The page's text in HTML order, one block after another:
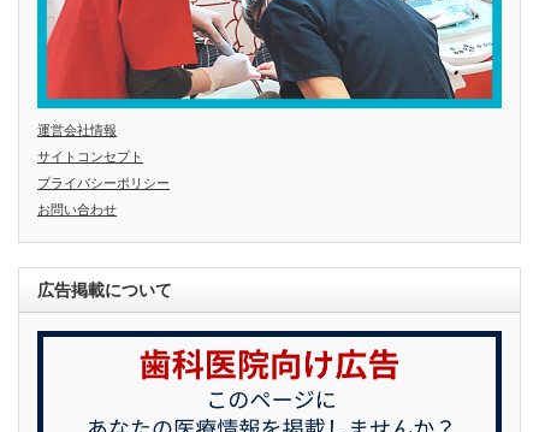
運営会社情報
サイトコンセプト
プライバシーポリシー
お問い合わせ
広告掲載について